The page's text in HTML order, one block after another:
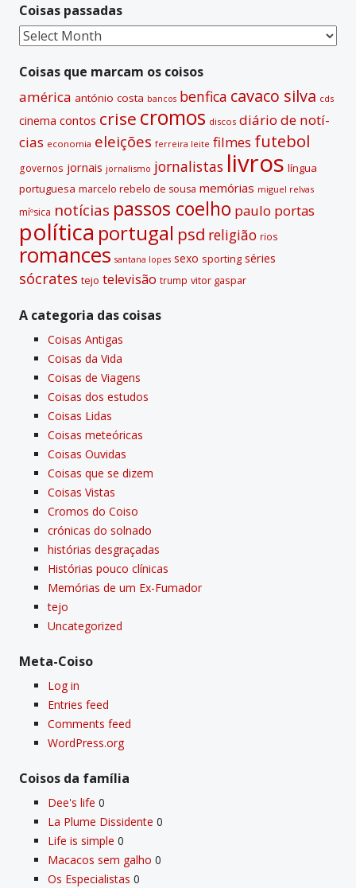
a
t
i
v
Coisas passadas
Coisas
Coisas que marcam os coisos
américa antónio costa bancos benfica cavaco silva cds
cinema contos crise cromos discos diário de notí­
cias economia eleições ferreira leite filmes futebol
governos jornais jornalismo jornalistas livros lí­ngua
portuguesa marcelo rebelo de sousa memórias miguel relvas
míºsica notí­cias passos coelho paulo portas
polí­tica portugal psd religião rios
romances santana lopes sexo sporting séries
sócrates tejo televisão trump vitor gaspar
A categoria das coisas
Coisas Antigas
Coisas da Vida
Coisas de Viagens
Coisas dos estudos
Coisas Lidas
Coisas meteóricas
Coisas Ouvidas
Coisas que se dizem
Coisas Vistas
Cromos do Coiso
crónicas do solnado
histórias desgraçadas
Histórias pouco clí­nicas
Memórias de um Ex-Fumador
tejo
Uncategorized
Meta-Coiso
Log in
Entries feed
Comments feed
WordPress.org
Coisos da famí­lia
Dee's life 0
La Plume Dissidente 0
Life is simple 0
Macacos sem galho 0
Os Especialistas 0